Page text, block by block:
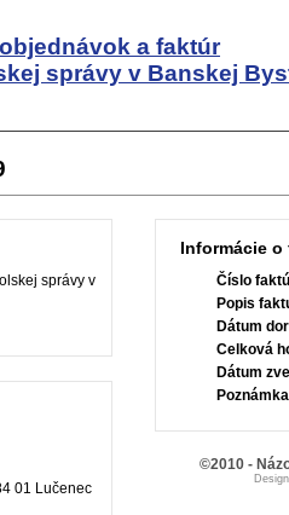
a faktúr
správy v Banskej
správy v
01 Lučenec
Informácie o
Číslo
Popis
Dátum
Celková
Dátum
©2010 -